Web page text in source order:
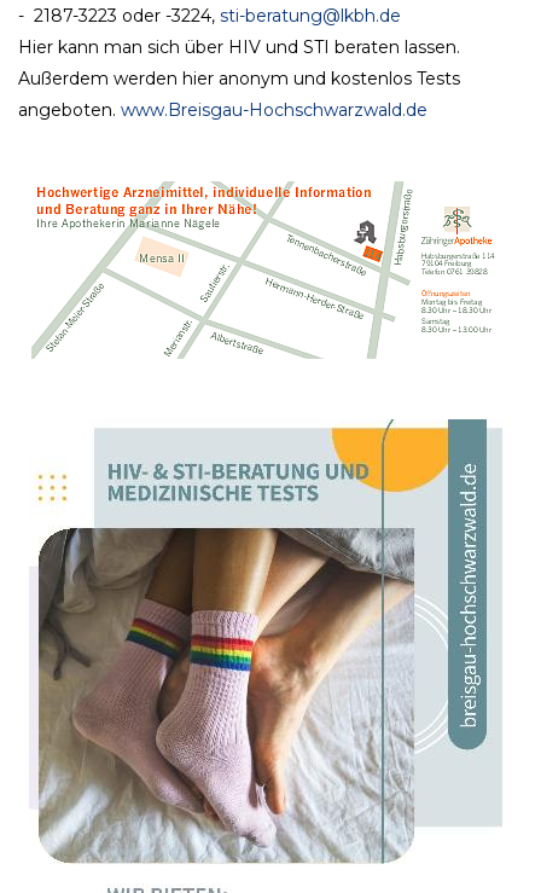
- 2187-3223 oder -3224, sti-beratung@lkbh.de
Hier kann man sich über HIV und STI beraten lassen.
Außerdem werden hier anonym und kostenlos Tests
angeboten. www.Breisgau-Hochschwarzwald.de